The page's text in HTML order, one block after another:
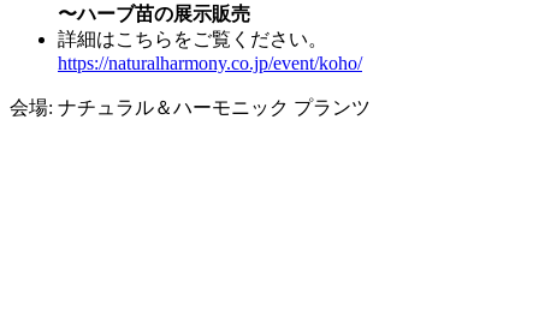
〜ハーブ苗の展示販売
詳細はこちらをご覧ください。
https://naturalharmony.co.jp/event/koho/
会場: ナチュラル＆ハーモニック プランツ